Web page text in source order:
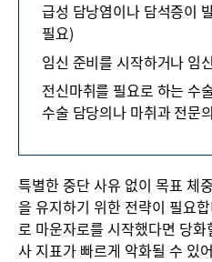
급성 담낭염이나 담석증이
필요)
임신 준비를 시작하거나 임
전신마취를 필요로 하는 수
수술 담당의나 마취과 전문
특별한 중단 사유 없이 목표 체
을 유지하기 위한 전략이 필요
로 마운자로를 시작했다면 당
사 지표가 빠르게 악화될 수 있